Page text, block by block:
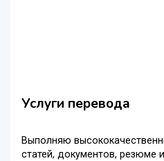
Услуги перевода
Выполняю
статей, документов, резюме